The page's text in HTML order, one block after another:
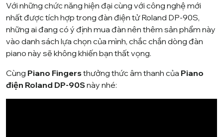
Với những chức năng hiện đại cùng với công nghệ mới
nhất được tích hợp trong đàn điện tử Roland DP-90S,
những ai đang có ý định mua đàn nên thêm sản phẩm này
vào danh sách lựa chọn của mình, chắc chắn dòng đàn
piano này sẽ không khiến bạn thất vọng.
Cùng Piano Fingersthưởng thức âm thanh của Piano
điện Roland DP-90Snày nhé: